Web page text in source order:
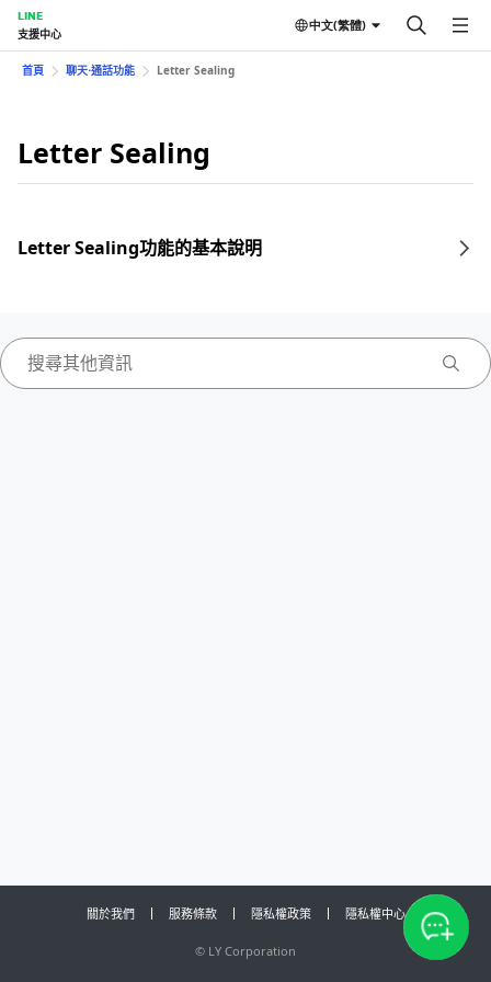
LINE
支援中心
中文(繁體)
首頁 聊天⋅通話功能 Letter Sealing
Letter Sealing
Letter Sealing功能的基本說明
關於我們 服務條款 隱私權政策 隱私權中心
© LY Corporation